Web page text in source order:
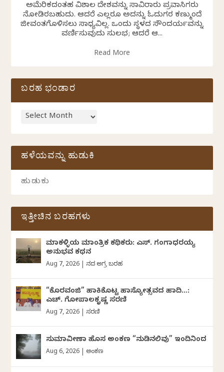
ಅಮೆರಿಕದಂತಹ ವಿಶಾಲ ದೇಶವನ್ನು ಸಾವಿರಾರು ಪ್ರವಾಸಿಗರು
ನೋಡಿರಬಹುದು. ಆದರೆ ಎಲ್ಲರೂ ಅದನ್ನು ಓದುಗರ ಕಣ್ಮುಂದೆ
ಜೀವಂತಗೊಳಿಸಲು ಸಾಧ್ಯವಿಲ್ಲ. ಒಂದು ಸ್ಥಳದ ಸೌಂದರ್ಯವನ್ನು
ವರ್ಣಿಸುವುದು ಸುಲಭ; ಆದರೆ ಆ...
Read More
ಬರಹ ಭಂಡಾರ
ಹಳೆಯವನ್ನು ಹುಡುಕಿ
ಇತ್ತೀಚಿನ ಬರಹಗಳು
ಮಾಕಳ್ಳಿಯ ಮಾಂತ್ರಿಕ ಕಥಿಕರು: ಎಸ್. ಗಂಗಾಧರಯ್ಯ
ಅನುಭವ ಕಥನ
Aug 7, 2026 ದಿನದ ಅಗ್ರ ಬರಹ
“ಕೊರವಂಜಿ” ಹಾಕಿಕೊಟ್ಟ ಹಾಸ್ಯೋತ್ಸವದ ಹಾದಿ…:
ಎಚ್. ಗೋಪಾಲಕೃಷ್ಣ ಸರಣಿ
Aug 7, 2026 ಸರಣಿ
ಸುಮಾವೀಣಾ ಹೊಸ ಅಂಕಣ “ನುಡಿನಲಿವು” ಇಂದಿನಿಂದ
Aug 6, 2026 ಅಂಕಣ